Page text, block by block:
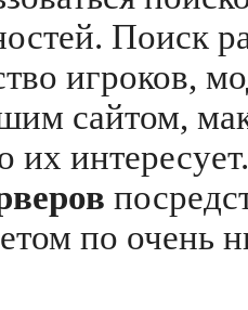
Поиск
игроков,
сайтом,
их
по очень